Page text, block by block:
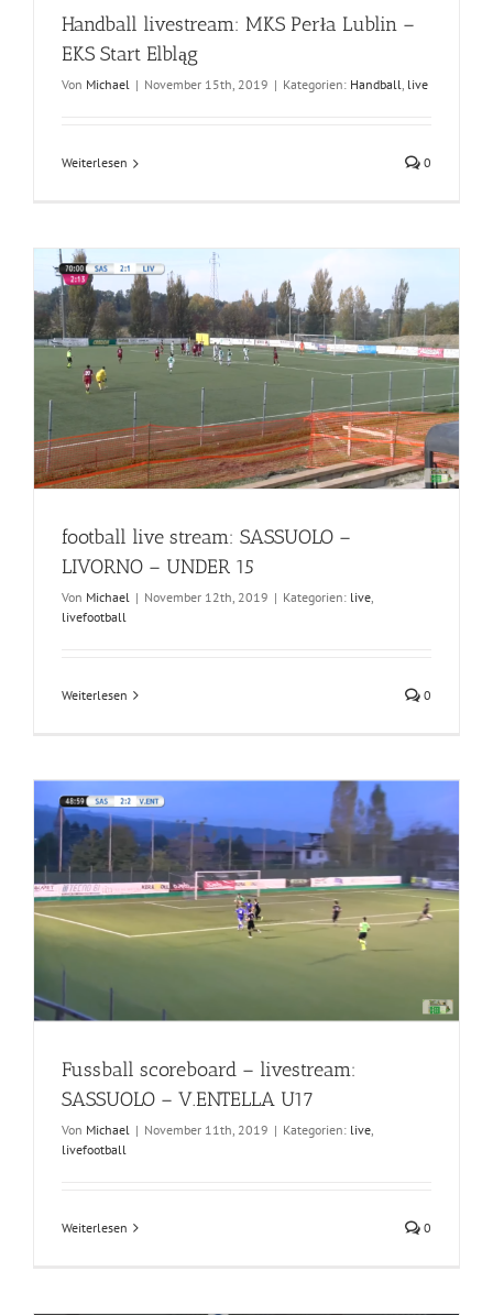
Handball livestream: MKS Perła Lublin –
EKS Start Elbląg
Von Michael | November 15th, 2019 | Kategorien: Handball, live
Weiterlesen 0
football live stream: SASSUOLO –
LIVORNO – UNDER 15
Von Michael | November 12th, 2019 | Kategorien: live
livefootball
Weiterlesen 0
Fussball scoreboard – livestream:
SASSUOLO – V.ENTELLA U17
Von Michael | November 11th, 2019 | Kategorien: live
livefootball
Weiterlesen 0